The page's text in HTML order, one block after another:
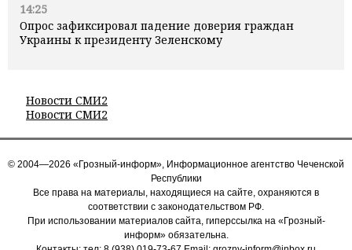
14:25
Опрос зафиксировал падение доверия граждан
Украины к президенту Зеленскому
Новости СМИ2
Новости СМИ2
© 2004—2026 «Грозный-информ», Информационное агентство Чеченской
Республики
Все права на материалы, находящиеся на сайте, охраняются в
соответствии с законодательством РФ.
При использовании материалов сайта, гиперссылка на «Грозный-
информ» обязательна.